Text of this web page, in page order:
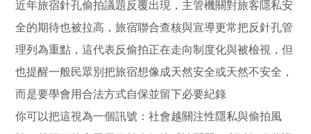
近年旅宿針孔偷拍議題反覆出現，主管機關對旅客隱私安
全的期待也被拉高，旅宿聯合查核與宣導更常把反針孔管
理列為重點，這代表反偷拍正在走向制度化與被檢視，但
也提醒一般民眾別把旅宿想像成天然安全或天然不安全，
而是要學會用合法方式自保並留下必要紀錄
你可以把這視為一個訊號：社會越關注性隱私與偷拍風